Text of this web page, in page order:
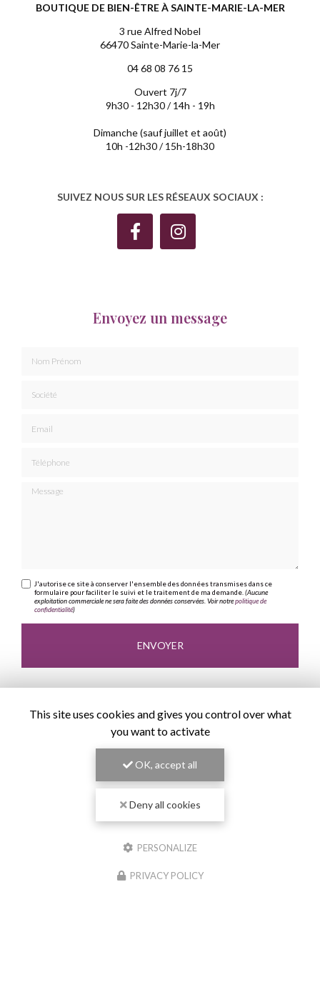
BOUTIQUE DE BIEN-ÊTRE À SAINTE-MARIE-LA-MER
3 rue Alfred Nobel
66470 Sainte-Marie-la-Mer
04 68 08 76 15
Ouvert 7j/7
9h30 - 12h30 / 14h - 19h
Dimanche (sauf juillet et août)
10h -12h30 / 15h-18h30
SUIVEZ NOUS SUR LES RÉSEAUX SOCIAUX :
Envoyez un message
Message
J'autorise ce site à conserver l'ensemble des données transmises dans ce
formulaire pour faciliter le suivi et le traitement de ma demande.(Aucune
exploitation commerciale ne sera faite des données conservées. Voir notrepolitique de
confidentialité)
This site uses cookies and gives you control over what
you want to activate
OK, accept all
Deny all cookies
PERSONALIZE
PRIVACY POLICY